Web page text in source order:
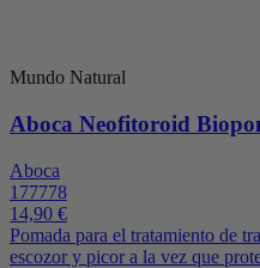
Mundo Natural
Aboca Neofitoroid
Aboca
177778
14,90 €
Pomada para el tratamiento de
escozor y picor a la vez que